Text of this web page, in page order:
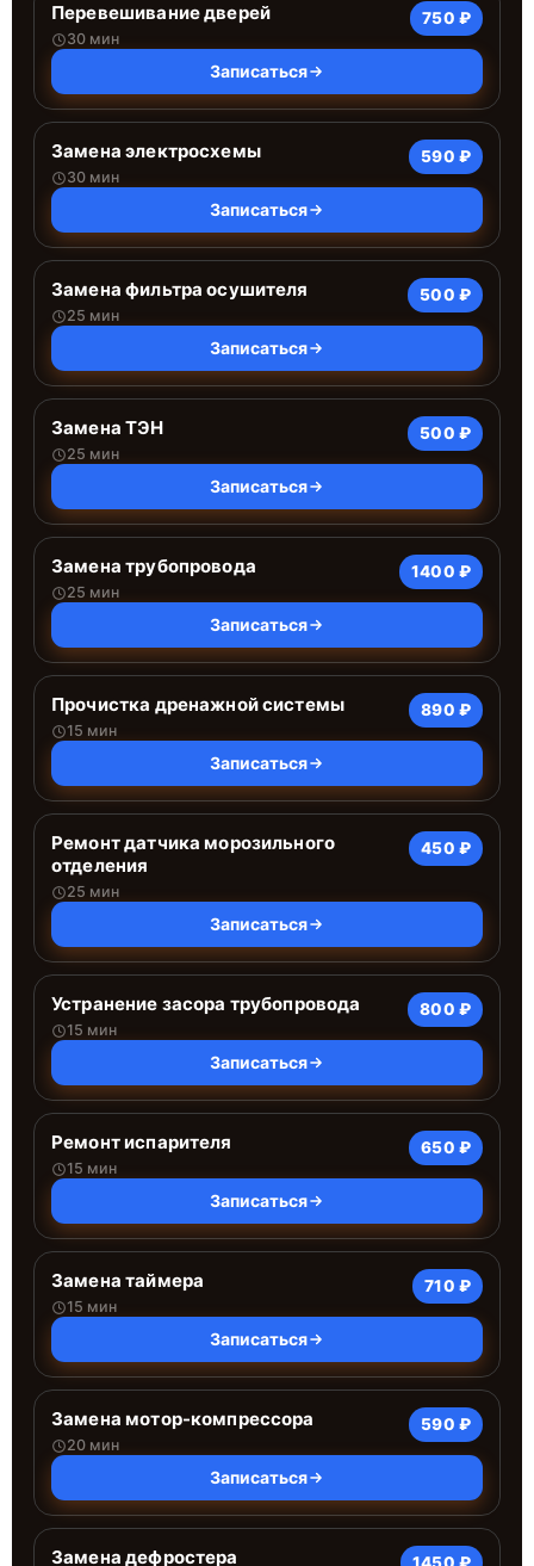
Перевешивание дверей
30 мин
750 ₽
Записаться
Замена электросхемы
30 мин
590 ₽
Записаться
Замена фильтра осушителя
25 мин
500 ₽
Записаться
Замена ТЭН
25 мин
500 ₽
Записаться
Замена трубопровода
25 мин
1400 ₽
Записаться
Прочистка дренажной системы
15 мин
890 ₽
Записаться
Ремонт датчика морозильного
отделения
25 мин
450 ₽
Записаться
Устранение засора трубопровода
15 мин
800 ₽
Записаться
Ремонт испарителя
15 мин
650 ₽
Записаться
Замена таймера
15 мин
710 ₽
Записаться
Замена мотор-компрессора
20 мин
590 ₽
Записаться
Замена дефростера